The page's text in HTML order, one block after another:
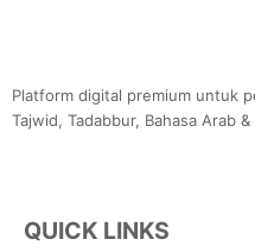
Platform digital premium untuk
Tajwid, Tadabbur, Bahasa Arab
QUICK LINKS